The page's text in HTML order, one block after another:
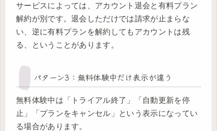
サービスによっては、アカウント退会と有料プラン
解約が別です。退会しただけでは請求が止まらな
い、逆に有料プランを解約してもアカウントは残
る、ということがあります。
パターン3：無料体験中だけ表示が違う
無料体験中は「トライアル終了」「自動更新を停
止」「プランをキャンセル」という表示になってい
る場合があります。